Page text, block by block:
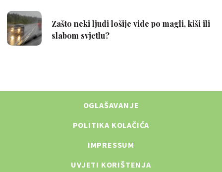
OGLAŠAVANJE
POLITIKA KOLAČIĆA
IMPRESSUM
UVJETI KORIŠTENJA